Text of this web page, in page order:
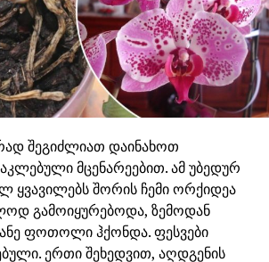
შეგიძლიათ დაინახოთ
მცენარეებით. ამ უბედურ
ყვავილებს შორის ჩემი ორქიდეა
გამოიყურებოდა, ზემოდან
ფოთოლი ჰქონდა. ფესვები
ერთი შეხედვით, აღდგენის